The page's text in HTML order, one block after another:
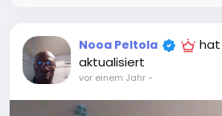
Nooa Peltola
hat
aktualisiert
vor einem Jahr-